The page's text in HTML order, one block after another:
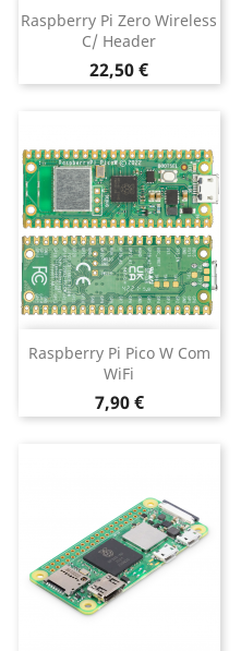
Raspberry Pi Zero Wireless
C/ Header
Preço
22,50 €
Raspberry Pi Pico W Com
WiFi
Preço
7,90 €